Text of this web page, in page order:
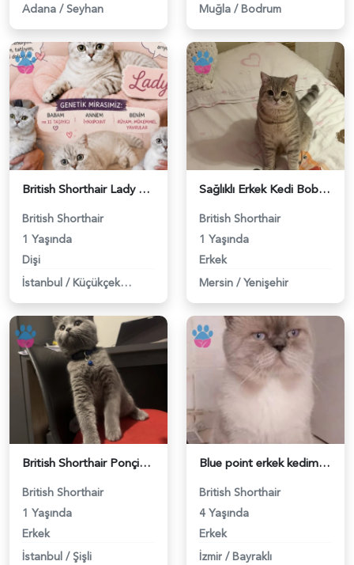
Adana / Seyhan
Muğla / Bodrum
British Shorthair Lady kociş arıyor - 118984656
British Shorthair
1 Yaşında
Dişi
İstanbul / Küçükçekmece
Sağlıklı Erkek Kedi Bobi’ye Eş Aranıyor - 118984657
British Shorthair
1 Yaşında
Erkek
Mersin / Yenişehir
British Shorthair Ponçiğim Eş Arıyor - 118984654
British Shorthair
1 Yaşında
Erkek
İstanbul / Şişli
Blue point erkek kedimize dişi eş arıyoruz - 118984655
British Shorthair
4 Yaşında
Erkek
İzmir / Bayraklı